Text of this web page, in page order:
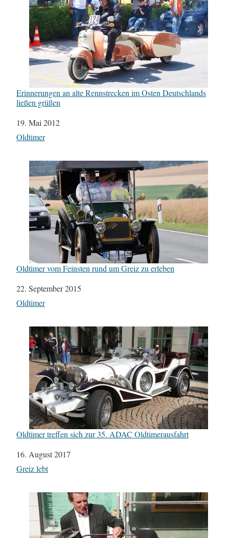
Erinnerungen an alte Rennstrecken im Osten Deutschlands
ließen grüßen
Datum
19. Mai 2012
In Bezug auf
Oldtimer
Oldtimer vom Feinsten rund um Greiz zu erleben
Datum
22. September 2015
In Bezug auf
Oldtimer
Oldtimer treffen sich zur 35. ADAC Oldtimerausfahrt
Datum
16. August 2017
In Bezug auf
Greiz lebt